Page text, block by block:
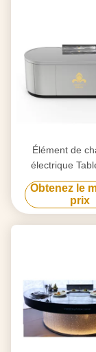
Élément de
électrique
Teppanyaki
purification
selon vos
Obtenez le
prix